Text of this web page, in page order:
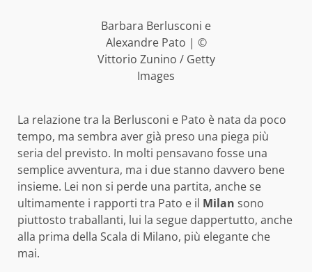
Barbara Berlusconi e
Alexandre Pato | ©
Vittorio Zunino / Getty
Images
La relazione tra la Berlusconi e Pato è nata da poco
tempo, ma sembra aver già preso una piega più
seria del previsto. In molti pensavano fosse una
semplice avventura, ma i due stanno davvero bene
insieme. Lei non si perde una partita, anche se
ultimamente i rapporti tra Pato e il Milan sono
piuttosto traballanti, lui la segue dappertutto, anche
alla prima della Scala di Milano, più elegante che
mai.